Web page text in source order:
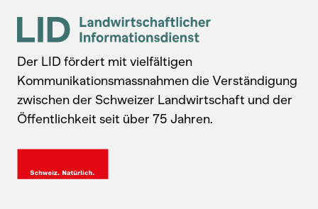
Der LID fördert mit vielfältigen
Kommunikationsmassnahmen die Verständigung
zwischen der Schweizer Landwirtschaft und der
Öffentlichkeit seit über 75 Jahren.